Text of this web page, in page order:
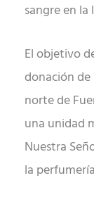
sangre en
El objetivo
donación de
norte de
una unidad
Nuestra
la